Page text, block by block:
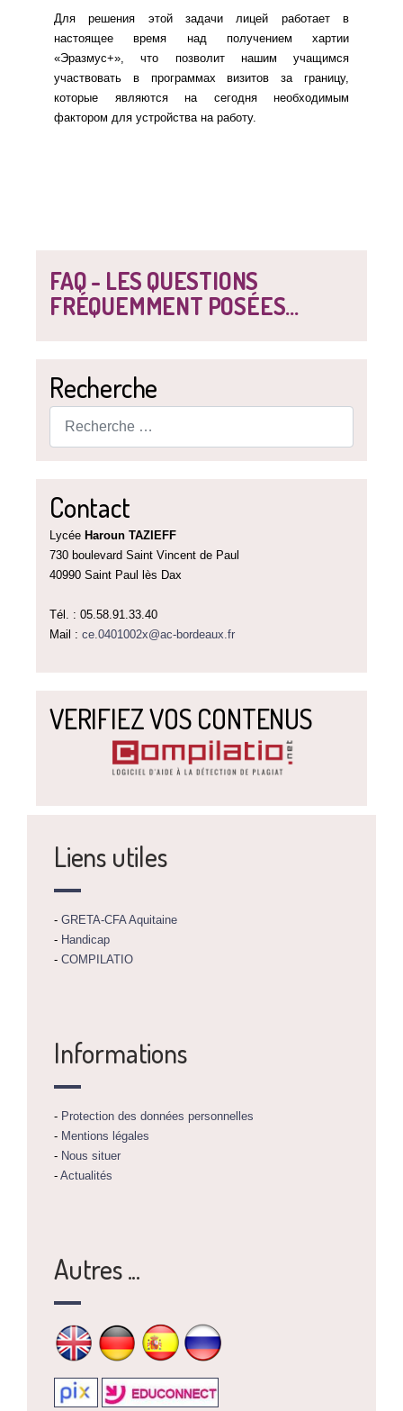
FAQ - LES QUESTIONS
FRÉQUEMMENT POSÉES...
Recherche
Contact
Lycée Haroun TAZIEFF
730 boulevard Saint Vincent de Paul
40990 Saint Paul lès Dax
Tél. : 05.58.91.33.40
Mail : ce.0401002x@ac-bordeaux.fr
VERIFIEZ VOS CONTENUS
Для решения этой задачи лицей работает в
настоящее время над получением хартии
«Эразмус+», что позволит нашим учащимся
участвовать в программах визитов за границу,
которые являются на сегодня необходимым
фактором для устройства на работу.
Liens utiles
- GRETA-CFA Aquitaine
- Handicap
- COMPILATIO
Informations
- Protection des données personnelles
- Mentions légales
- Nous situer
- Actualités
Autres ...